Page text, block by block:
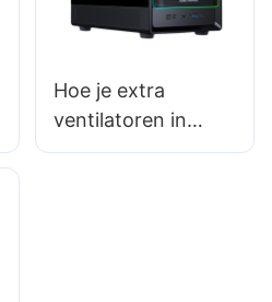
Hoe je extra
ventilatoren in
gaming-pc-